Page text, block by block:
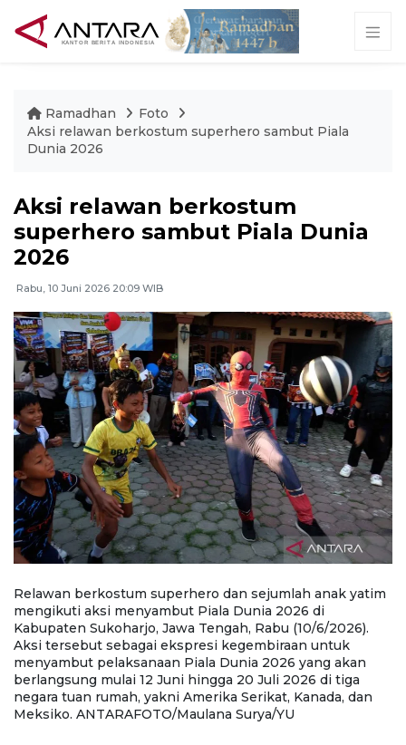
Ramadhan
Foto
Aksi relawan berkostum superhero sambut Piala
Dunia 2026
Aksi relawan berkostum
superhero sambut Piala Dunia
2026
Rabu, 10 Juni 2026 20:09 WIB
Relawan berkostum superhero dan sejumlah anak yatim
mengikuti aksi menyambut Piala Dunia 2026 di
Kabupaten Sukoharjo, Jawa Tengah, Rabu (10/6/2026).
Aksi tersebut sebagai ekspresi kegembiraan untuk
menyambut pelaksanaan Piala Dunia 2026 yang akan
berlangsung mulai 12 Juni hingga 20 Juli 2026 di tiga
negara tuan rumah, yakni Amerika Serikat, Kanada, dan
Meksiko. ANTARAFOTO/Maulana Surya/YU